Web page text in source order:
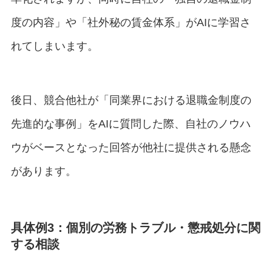
度の内容」や「社外秘の賃金体系」がAIに学習さ
れてしまいます。
後日、競合他社が「同業界における退職金制度の
先進的な事例」をAIに質問した際、自社のノウハ
ウがベースとなった回答が他社に提供される懸念
があります。
具体例3：個別の労務トラブル・懲戒処分に関
する相談